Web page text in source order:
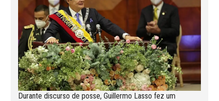
Durante discurso de posse, Guillermo Lasso fez um